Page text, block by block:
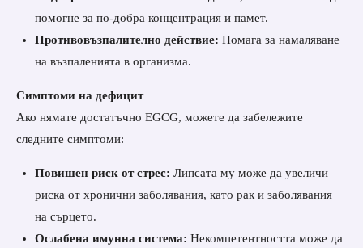
помогне за по-добра концентрация и памет.
Противовъзпалително действие: Помага за намаляване
на възпаленията в организма.
Симптоми на дефицит
Ако нямате достатъчно EGCG, можете да забележите
следните симптоми:
Повишен риск от стрес: Липсата му може да увеличи
риска от хронични заболявания, като рак и заболявания
на сърцето.
Ослабена имунна система: Некомпетентността може да